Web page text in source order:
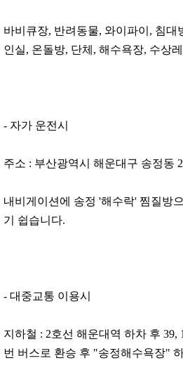
바비큐장, 반려동물, 와이파이, 침대
인실, 온돌방, 단체, 해수욕장, 수상
- 자가 운전시
주소 : 부산광역시 해운대구 송정동
내비게이션에 송정 '해수락' 찜질방
기 쉽습니다.
- 대중교통 이용​시
지하철 : 2호선 해운대역 하차 후 39,
번 버스로 환승 후 "송정해수욕장"